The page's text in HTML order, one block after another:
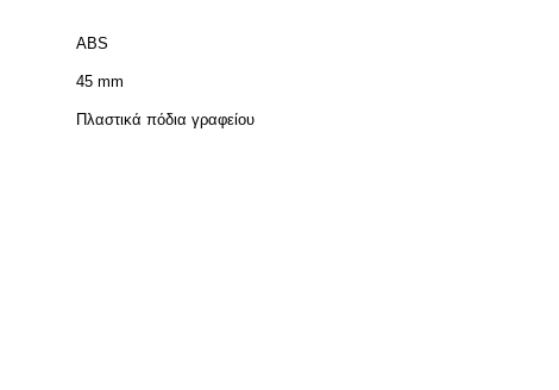
ABS
45 mm
Πλαστικά πόδια γραφείου